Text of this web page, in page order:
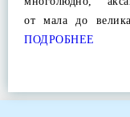
от мала до
ПОДРОБНЕЕ